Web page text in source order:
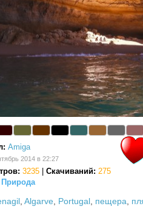
Algarve Portugal пещера
Amiga
2014 в 22:27
3235 Скачиваний: 275
Природа